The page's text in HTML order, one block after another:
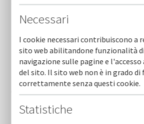
Repubblica - sabino persichella nuovo
19 febbraio 2026
La gazzetta del mezzogiorno - un
tassisti finanziamento per pagare la
2025
Necessari
I cookie necessari contribuiscono a
sito web abilitandone funzionalità
navigazione sulle pagine e
del sito. Il sito web non è in grado di
correttamente senza questi cookie.
Statistiche